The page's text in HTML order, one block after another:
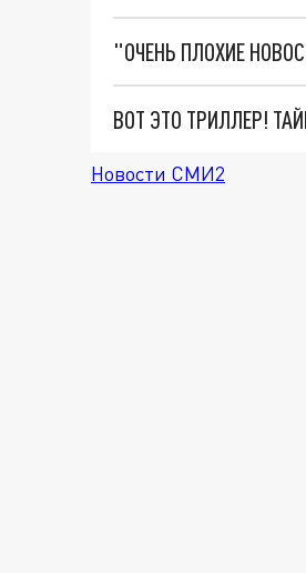
ВОТ ЭТО ТРИЛЛЕР!
Новости СМИ2